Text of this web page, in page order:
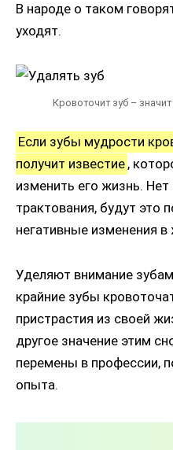
В народе о таком
уходят.
Кровоточит зуб –
Если зубы мудрости
получит известие ,
изменить его жизнь. Нет
трактования, будут это
негативные изменения в
Уделяют внимание
крайние зубы
пристрастия из своей
другое значение этим
перемены в профессии,
опыта.